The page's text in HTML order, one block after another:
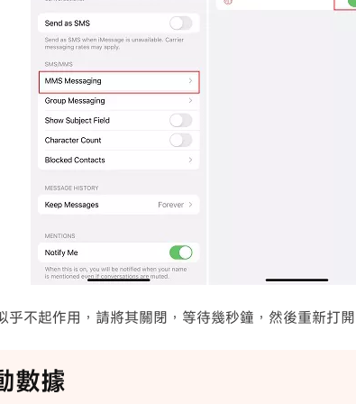
乎不起作用，請將其關閉，等待幾秒鐘，然後重新打
數據